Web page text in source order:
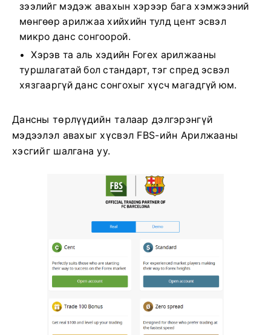
зээлийг мэдэж авахын хэрээр бага хэмжээний
мөнгөөр ​​арилжаа хийхийн тулд цент эсвэл
микро данс сонгоорой.
Хэрэв та аль хэдийн Forex арилжааны
туршлагатай бол стандарт, тэг спред эсвэл
хязгааргүй данс сонгохыг хүсч магадгүй юм.
Дансны төрлүүдийн талаар дэлгэрэнгүй
мэдээлэл авахыг хүсвэл FBS-ийн Арилжааны
хэсгийг шалгана уу.